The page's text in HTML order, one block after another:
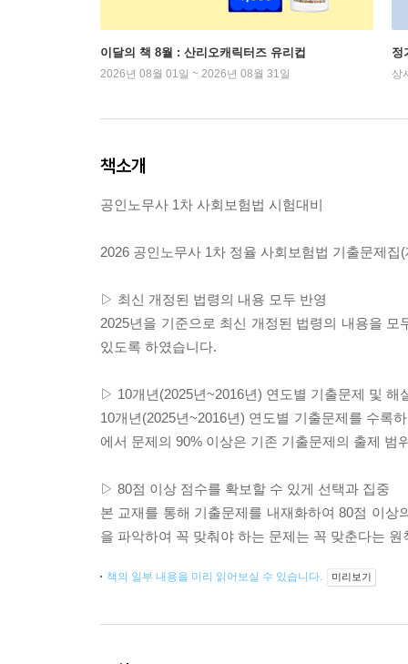
이달의 책 8월 : 산리오캐릭터즈 유리컵
2026년 08월 01일 ~ 2026년 08월 31일
정
상
책소개
공인노무사 1차 사회보험법 시험대비
2026 공인노무사 1차 정율 사회보험법 기출문제
▷ 최신 개정된 법령의 내용 모두 반영
2025년을 기준으로 최신 개정된 법령의 내용을
있도록 하였습니다.
▷ 10개년(2025년~2016년) 연도별 기출문제 및 해
10개년(2025년~2016년) 연도별 기출문제를 수록
에서 문제의 90% 이상은 기존 기출문제의 출제
▷ 80점 이상 점수를 확보할 수 있게 선택과 집중
본 교재를 통해 기출문제를 내재화하여 80점 이
을 파악하여 꼭 맞춰야 하는 문제는 꼭 맞춘다는
책의 일부 내용을 미리 읽어보실 수 있습니다. 미리보기